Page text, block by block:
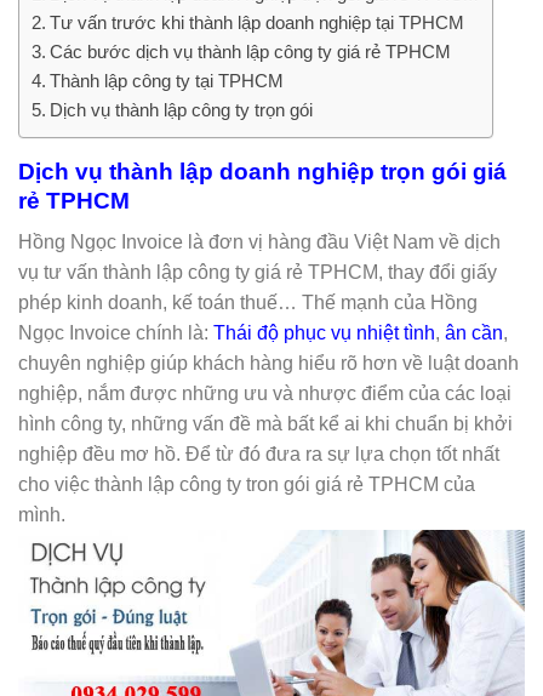
Tư vấn trước khi thành lập doanh nghiệp tại TPHCM
Các bước dịch vụ thành lập công ty giá rẻ TPHCM
Thành lập công ty tại TPHCM
Dịch vụ thành lập công ty trọn gói
Dịch vụ thành lập doanh nghiệp trọn gói giá
rẻ TPHCM
Hồng Ngọc Invoice là đơn vị hàng đầu Việt Nam về dịch
vụ tư vấn thành lập công ty giá rẻ TPHCM, thay đổi giấy
phép kinh doanh, kế toán thuế… Thế mạnh của Hồng
Ngọc Invoice chính là: Thái độ phục vụ nhiệt tình, ân cần,
chuyên nghiệp giúp khách hàng hiểu rõ hơn về luật doanh
nghiệp, nắm được những ưu và nhược điểm của các loại
hình công ty, những vấn đề mà bất kể ai khi chuẩn bị khởi
nghiệp đều mơ hồ. Để từ đó đưa ra sự lựa chọn tốt nhất
cho việc thành lập công ty tron gói giá rẻ TPHCM của
mình.